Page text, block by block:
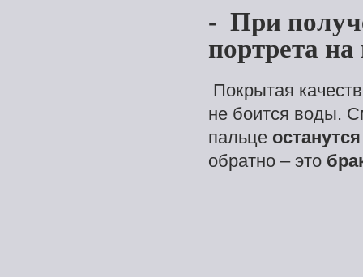
-При
портрета на
Покрытая
не боится воды.
пальце
обратно – это